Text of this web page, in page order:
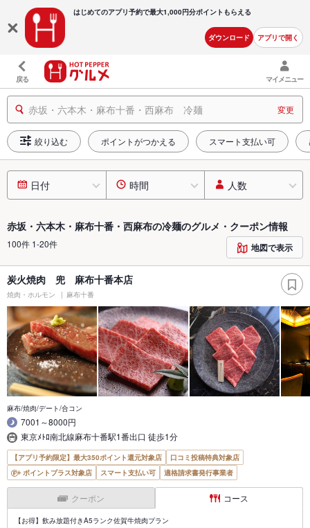
はじめてのアプリ予約で最大1,000円分ポイントもらえる
ダウンロード アプリで開く
戻る マイメニュー
赤坂・六本木・麻布十番・西麻布 冷麺 変更
絞り込む ポイントがつかえる スマート支払い可
日付 時間 人数
赤坂・六本木・麻布十番・西麻布の冷麺のグルメ・クーポン情報
100件 1-20件 地図で表示
炭火焼肉 兜 麻布十番本店
焼肉・ホルモン 麻布十番
麻布/焼肉/デート/合コン
7001～8000円
東京ﾒﾄﾛ南北線麻布十番駅1番出口 徒歩1分
【アプリ予約限定】最大350ポイント還元対象店
口コミ投稿特典対象店
ポイントプラス対象店
スマート支払い可 適格請求書発行事業者
クーポン コース
【お得】飲み放題付きA5ランク佐賀牛焼肉プラン